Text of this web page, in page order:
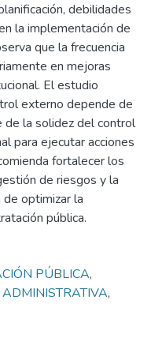
debilidades
la implementación de
que la frecuencia
en mejoras
El estudio
externo depende de
la solidez del control
para ejecutar acciones
fortalecer los
de riesgos y la
optimizar la
pública.
PÚBLICA,
ADMINISTRATIVA,